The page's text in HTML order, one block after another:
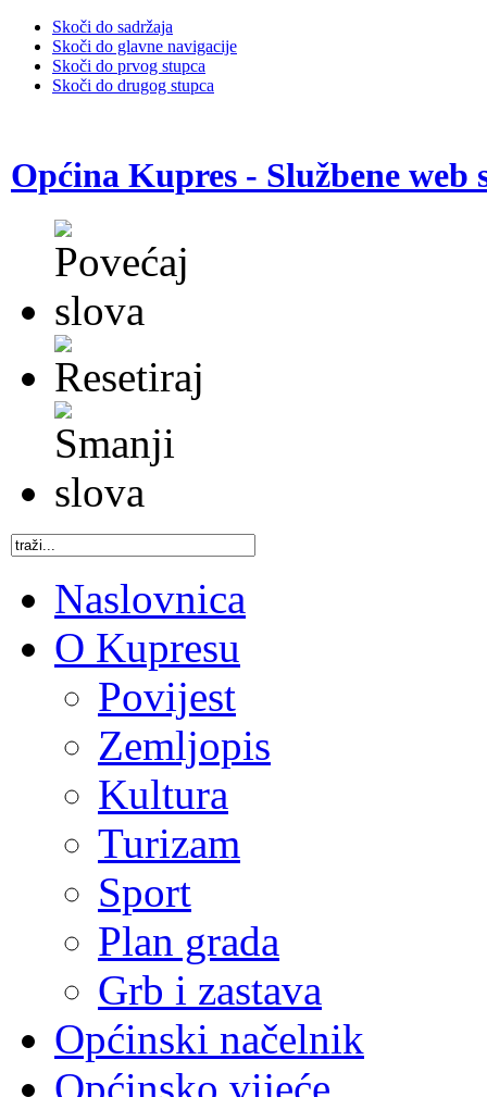
Skoči do sadržaja
Skoči do glavne navigacije
Skoči do prvog stupca
Skoči do drugog stupca
Općina Kupres - Službene web
Naslovnica
O Kupresu
Povijest
Zemljopis
Kultura
Turizam
Sport
Plan grada
Grb i zastava
Općinski načelnik
Općinsko vijeće